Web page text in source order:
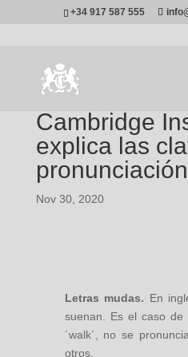
+34 917 587 555
Cambridge
explica las
Nov 30, 2020
Letras mudas. En
suenan. Es el caso de
´walk´, no se
otros.